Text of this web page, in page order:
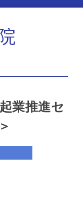
業推進セ